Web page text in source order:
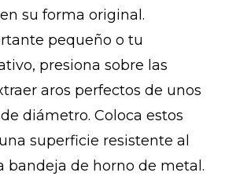
su forma original.
pequeño o tu
presiona sobre las
aros perfectos de unos
diámetro. Coloca estos
superficie resistente al
bandeja de horno de metal.